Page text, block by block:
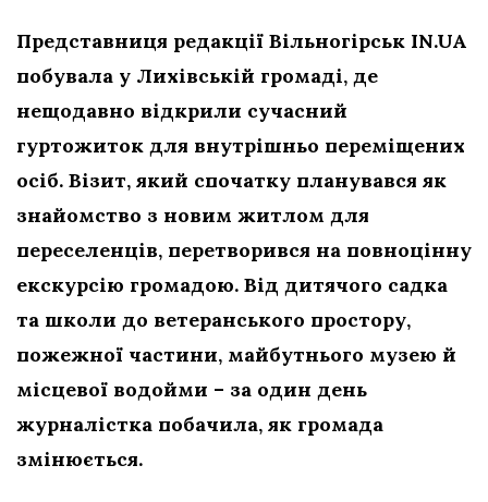
Представниця редакції Вільногірськ IN.UA
побувала у Лихівській громаді, де
нещодавно відкрили сучасний
гуртожиток для внутрішньо переміщених
осіб. Візит, який спочатку планувався як
знайомство з новим житлом для
переселенців, перетворився на повноцінну
екскурсію громадою. Від дитячого садка
та школи до ветеранського простору,
пожежної частини, майбутнього музею й
місцевої водойми – за один день
журналістка побачила, як громада
змінюється.